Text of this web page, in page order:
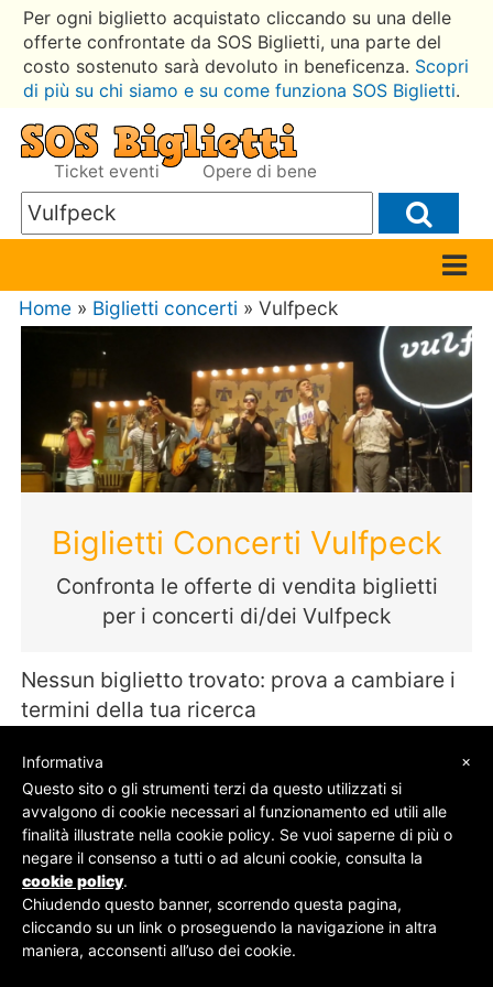
Per ogni biglietto acquistato cliccando su una delle
offerte confrontate da SOS Biglietti, una parte del
costo sostenuto sarà devoluto in beneficenza. Scopri
di più su chi siamo e su come funziona SOS Biglietti.
Ticket eventi Opere di bene
Home » Biglietti concerti » Vulfpeck
Biglietti Concerti Vulfpeck
Confronta le offerte di vendita biglietti
per i concerti di/dei Vulfpeck
Nessun biglietto trovato: prova a cambiare i
termini della tua ricerca
© SOS Biglietti - P.Iva 09162100961 -Chi Siamo
Contatti-Privacy Policy
×
Informativa
Questo sito o gli strumenti terzi da questo utilizzati si
avvalgono di cookie necessari al funzionamento ed utili alle
finalità illustrate nella cookie policy. Se vuoi saperne di più o
negare il consenso a tutti o ad alcuni cookie, consulta la
cookie policy.
Chiudendo questo banner, scorrendo questa pagina,
cliccando su un link o proseguendo la navigazione in altra
maniera, acconsenti all’uso dei cookie.